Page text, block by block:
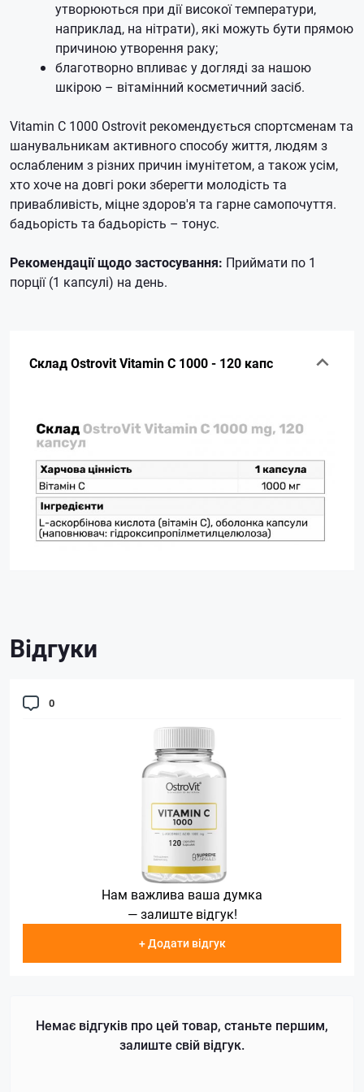
утворюються при дії високої температури,
наприклад, на нітрати), які можуть бути прямою
причиною утворення раку;
благотворно впливає у догляді за нашою
шкірою – вітамінний косметичний засіб.
Vitamin C 1000 Ostrovit рекомендується спортсменам та
шанувальникам активного способу життя, людям з
ослабленим з різних причин імунітетом, а також усім,
хто хоче на довгі роки зберегти молодість та
привабливість, міцне здоров'я та гарне самопочуття.
бадьорість та бадьорість – тонус.
Рекомендації щодо застосування: Приймати по 1
порції (1 капсулі) на день.
Склад Ostrovit Vitamin C 1000 - 120 капс
Відгуки
0
Нам важлива ваша думка
— залиште відгук!
+ Додати відгук
Немає відгуків про цей товар, станьте першим,
залиште свій відгук.